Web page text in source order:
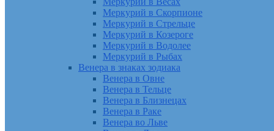
Меркурий в Скорпионе
Меркурий в Стрельце
Меркурий в Козероге
Меркурий в Водолее
Меркурий в Рыбах
Венера в знаках зодиака
Венера в Овне
Венера в Тельце
Венера в Близнецах
Венера в Раке
Венера во Льве